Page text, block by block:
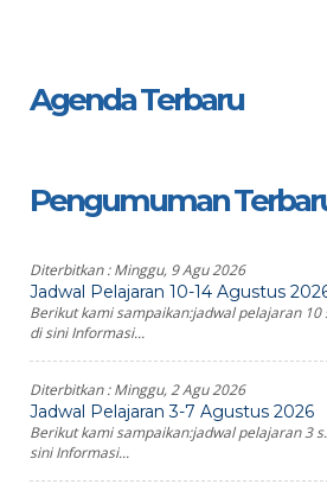
Agenda Terbaru
Pengumuman
Diterbitkan :Minggu, 9 Agu 2026
Jadwal Pelajaran 10-14 Agustus
Berikut kami sampaikan:jadwal pelajaran 10
di sini Informasi...
Diterbitkan :Minggu, 2 Agu 2026
Jadwal Pelajaran 3-7 Agustus 2026
Berikut kami sampaikan:jadwal pelajaran 3
sini Informasi...